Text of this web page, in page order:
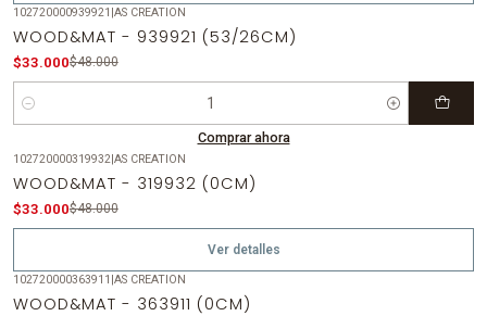
102720000939921 |AS CREATION
WOOD&MAT - 939921 (53/26CM)
$33.000$48.000
Cantidad
Comprar ahora
Agotado
102720000319932|AS CREATION
WOOD&MAT - 319932 (0CM)
$33.000$48.000
Ver detalles
102720000363911 |AS CREATION
WOOD&MAT - 363911 (0CM)